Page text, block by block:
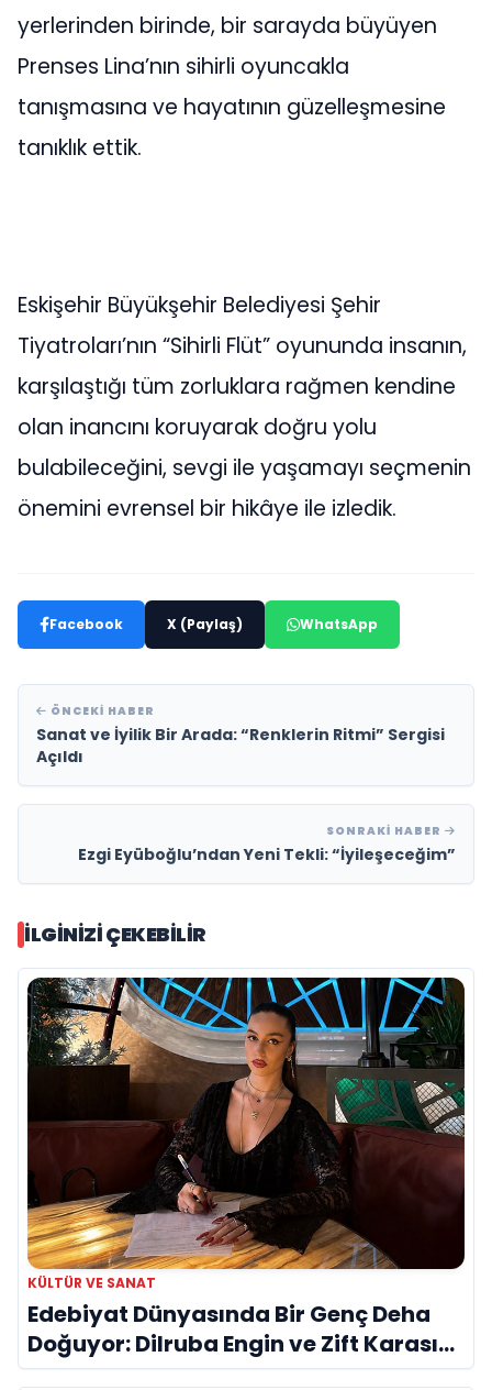
yerlerinden birinde, bir sarayda büyüyen
Prenses Lina’nın sihirli oyuncakla
tanışmasına ve hayatının güzelleşmesine
tanıklık ettik.
Eskişehir Büyükşehir Belediyesi Şehir
Tiyatroları’nın “Sihirli Flüt” oyununda insanın,
karşılaştığı tüm zorluklara rağmen kendine
olan inancını koruyarak doğru yolu
bulabileceğini, sevgi ile yaşamayı seçmenin
önemini evrensel bir hikâye ile izledik.
Facebook X (Paylaş) WhatsApp
ÖNCEKI HABER
Sanat ve İyilik Bir Arada: “Renklerin Ritmi” Sergisi
Açıldı
SONRAKI HABER
Ezgi Eyüboğlu’ndan Yeni Tekli: “İyileşeceğim”
İLGINIZI ÇEKEBILIR
KÜLTÜR VE SANAT
Edebiyat Dünyasında Bir Genç Deha
Doğuyor: Dilruba Engin ve Zift Karası
Evreni ‘AVENOİR’